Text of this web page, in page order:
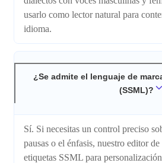
usarlo como lector natural para
idioma.
¿Se admite el lenguaje de
(SSML)?
Sí. Si necesitas un control preciso
pausas o el énfasis, nuestro editor
etiquetas SSML para